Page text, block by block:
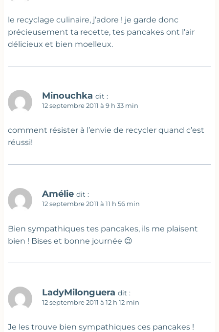
le recyclage culinaire, j’adore ! je garde donc
précieusement ta recette, tes pancakes ont l’air
délicieux et bien moelleux.
Minouchka dit :
12 septembre 2011 à 9 h 33 min
comment résister à l’envie de recycler quand c’est
réussi!
Amélie dit :
12 septembre 2011 à 11 h 56 min
Bien sympathiques tes pancakes, ils me plaisent
bien ! Bises et bonne journée 😉
LadyMilonguera dit :
12 septembre 2011 à 12 h 12 min
Je les trouve bien sympathiques ces pancakes !